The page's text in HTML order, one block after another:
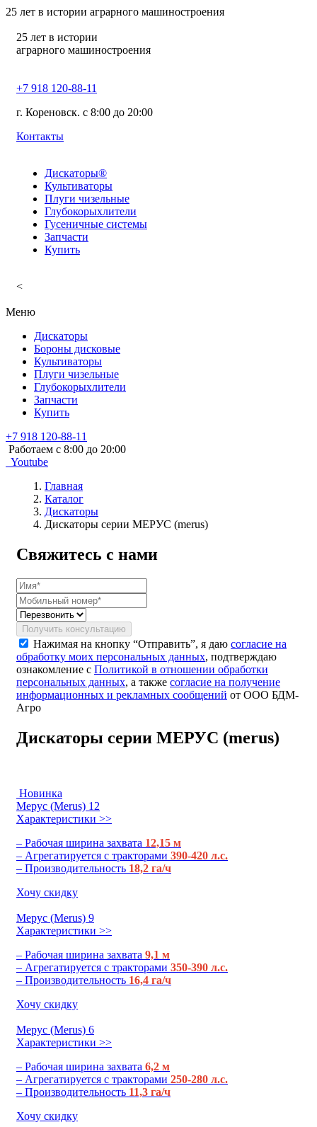
25 лет в истории аграрного машиностроения
25 лет в истории
аграрного машиностроения
+7 918 120-88-11
г. Кореновск. c 8:00 до 20:00
Контакты
Дискаторы®
Культиваторы
Плуги чизельные
Глубокорыхлители
Гусеничные системы
Запчасти
Купить
<
Меню
Дискаторы
Бороны дисковые
Культиваторы
Плуги чизельные
Глубокорыхлители
Запчасти
Купить
+7 918 120-88-11
Работаем c 8:00 до 20:00
Youtube
Главная
Каталог
Дискаторы
Дискаторы серии МЕРУС (merus)
Свяжитесь с нами
Получить консультацию
Нажимая на кнопку “Отправить”, я даю согласие на
обработку моих персональных данных, подтверждаю
ознакомление с Политикой в отношении обработки
персональных данных, а также согласие на получение
информационных и рекламных сообщений от ООО БДМ-
Агро
Дискаторы серии МЕРУС (merus)
Новинка
Мерус (Merus) 12
Характеристики >>
– Рабочая ширина захвата 12,15 м
– Агрегатируется с тракторами 390-420 л.с.
– Производительность 18,2 га/ч
Хочу скидку
Мерус (Merus) 9
Характеристики >>
– Рабочая ширина захвата 9,1 м
– Агрегатируется с тракторами 350-390 л.с.
– Производительность 16,4 га/ч
Хочу скидку
Мерус (Merus) 6
Характеристики >>
– Рабочая ширина захвата 6,2 м
– Агрегатируется с тракторами 250-280 л.с.
– Производительность 11,3 га/ч
Хочу скидку